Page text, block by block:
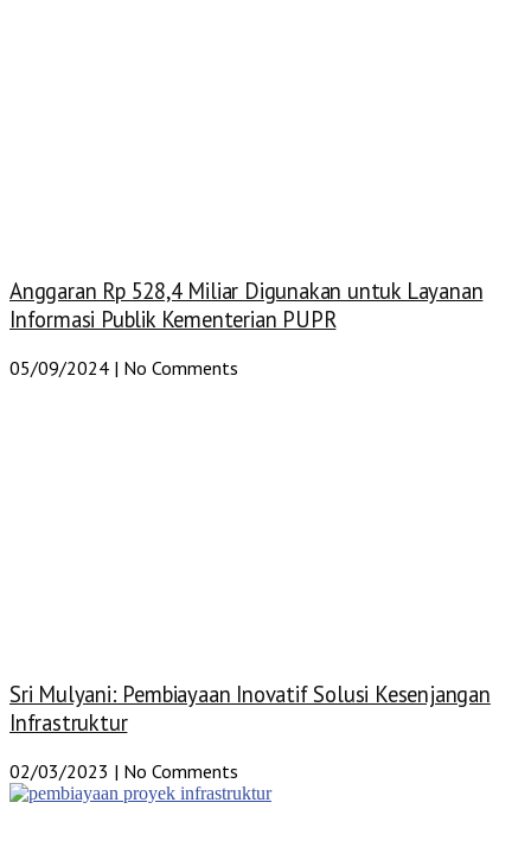
Anggaran Rp 528,4 Miliar Digunakan untuk Layanan
Informasi Publik Kementerian PUPR
05/09/2024 No Comments
Sri Mulyani: Pembiayaan Inovatif Solusi Kesenjangan
Infrastruktur
02/03/2023 No Comments